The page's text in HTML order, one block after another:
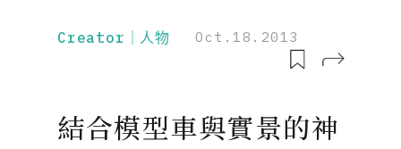
Creator｜人物 Oct.18.2013
結合模型車與實景的神